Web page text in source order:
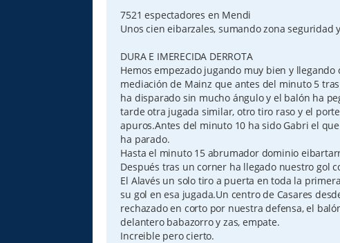
s
a
j
7521 espectadores en Mendi
Unos cien eibarzales, sumando zona seguridad
DURA E IMERECIDA DERROTA
Hemos empezado jugando muy bien y
mediación de Mainz que antes del minuto 5
ha disparado sin mucho ángulo y el balón ha
tarde otra jugada similar, otro tiro raso y el
apuros.Antes del minuto 10 ha sido Gabri el
ha parado.
Hasta el minuto 15 abrumador dominio
Después tras un corner ha llegado nuestro gol
El Alavés un solo tiro a puerta en toda la
su gol en esa jugada.Un centro de Casares
rechazado en corto por nuestra defensa, el
delantero babazorro y zas, empate.
Increible pero cierto.